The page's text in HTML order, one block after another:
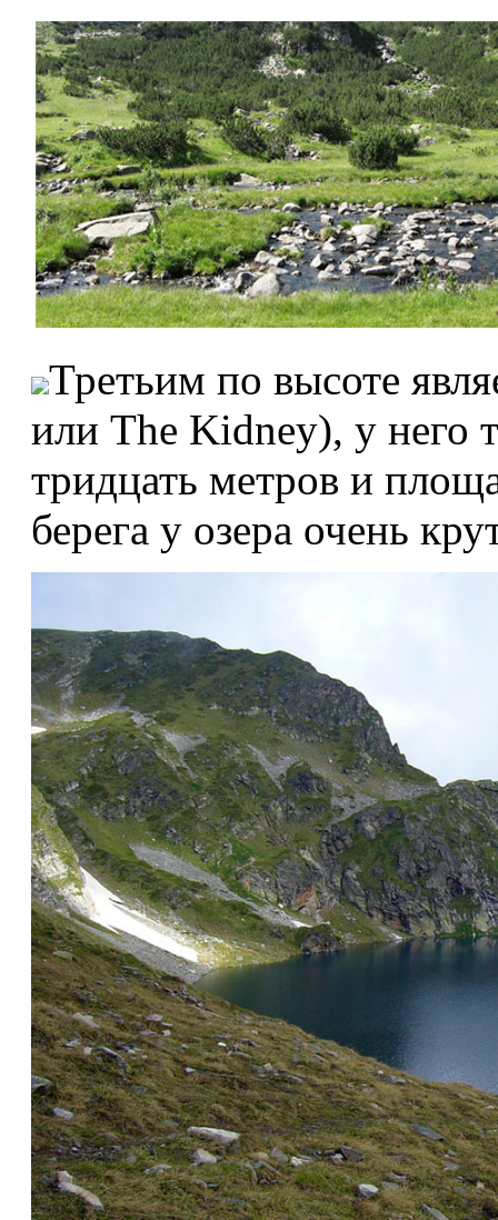
Третьим по высоте
или The Kidney), у него
тридцать метров и
берега у озера очень